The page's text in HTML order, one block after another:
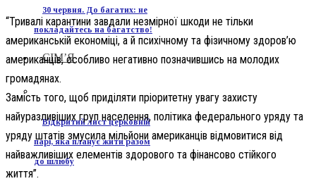
30 червня. До багатих: не
покладайтесь на багатство!
СІМ’Я
Відкритий лист церковній
парі, яка планує жити разом
до шлюбу
“Тривалі карантини завдали незмірної шкоди не тільки
американській економіці, а й психічному та фізичному здоров’ю
американців, особливо негативно позначившись на молодих
громадянах.
Замість того, щоб приділяти пріоритетну увагу захисту
найуразливіших груп населення, політика федерального уряду та
уряду штатів змусила мільйони американців відмовитися від
найважливіших елементів здорового та фінансово стійкого
життя”.